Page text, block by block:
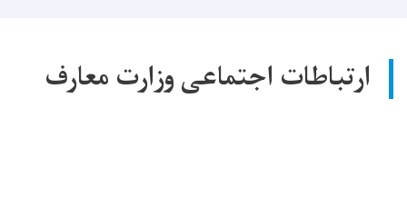
ارتباطات اجتماعی وزارت معارف